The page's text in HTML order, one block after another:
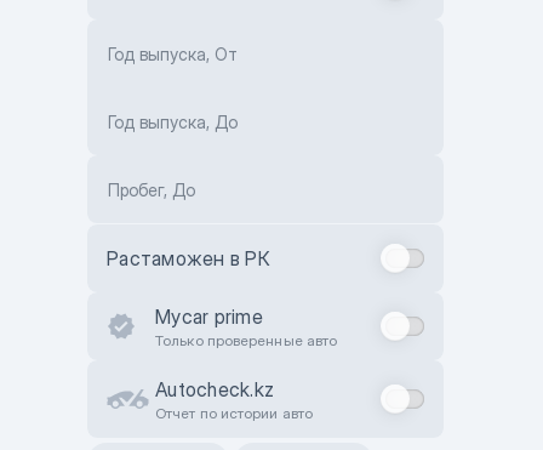
Год выпуска, От
Год выпуска, До
Пробег, До
Растаможен в РК
Mycar prime
Только проверенные авто
Autocheck.kz
Отчет по истории авто